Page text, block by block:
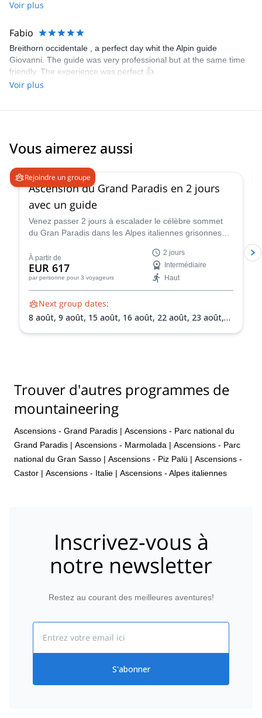
Voir plus
Fabio
Breithorn occidentale , a perfect day whit the Alpin guide
Giovanni. The guide was very professional but at the same time
friendly. The experience was perfect 👍.
Voir plus
Vous aimerez aussi
Rejoindre un groupe
Ascension du Grand Paradis en 2 jours
avec un guide
Venez passer 2 jours à escalader le célèbre sommet
du Gran Paradis dans les Alpes italiennes grisonnes
Peakshunter.
À partir de
EUR 617
par personne pour 3 voyageurs
2 jours
Intermédiaire
Haut
Next group dates:
8 août, 9 août, 15 août, 16 août, 22 août, 23 août,
Trouver d'autres programmes de
mountaineering
Ascensions - Grand Paradis | Ascensions - Parc national du
Grand Paradis | Ascensions - Marmolada | Ascensions - Parc
national du Gran Sasso | Ascensions - Piz Palü | Ascensions -
Castor | Ascensions - Italie | Ascensions - Alpes italiennes
Inscrivez-vous à
notre newsletter
Restez au courant des meilleures aventures!
S'abonner